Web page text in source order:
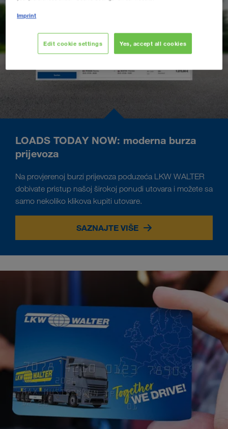
LOADS TODAY NOW: moderna burza
prijevoza
Na provjerenoj burzi prijevoza poduzeća LKW WALTER
dobivate pristup našoj širokoj ponudi utovara i možete sa
samo nekoliko klikova kupiti utovare.
SAZNAJTE VIŠE
Imprint
Edit cookie settings Yes, accept all cookies